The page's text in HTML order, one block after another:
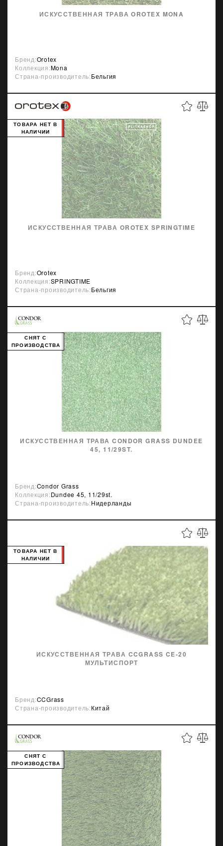
ИСКУССТВЕННАЯ ТРАВА OROTEX MONA
Бренд:Orotex
Коллекция:Mona
Страна-производитель:Бельгия
ИСКУССТВЕННАЯ ТРАВА OROTEX SPRINGTIME
ТОВАРА НЕТ В
НАЛИЧИИ
Бренд:Orotex
Коллекция:SPRINGTIME
Страна-производитель:Бельгия
ИСКУССТВЕННАЯ ТРАВА CONDOR GRASS DUNDEE
45, 11/29ST.
СНЯТ С
ПРОИЗВОДСТВА
Бренд:Condor Grass
Коллекция:Dundee 45, 11/29st.
Страна-производитель:Нидерланды
ИСКУССТВЕННАЯ ТРАВА CCGRASS CE-20
МУЛЬТИСПОРТ
ТОВАРА НЕТ В
НАЛИЧИИ
Бренд:CCGrass
Страна-производитель:Китай
СНЯТ С
ПРОИЗВОДСТВА